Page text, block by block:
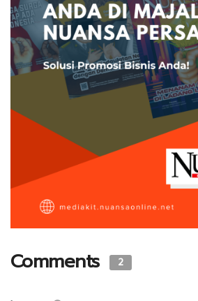
Comments 2